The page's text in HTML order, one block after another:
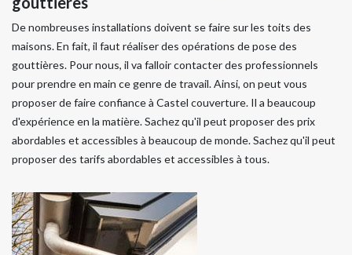
De nombreuses installations doivent se faire sur les toits des
maisons. En fait, il faut réaliser des opérations de pose des
gouttières. Pour nous, il va falloir contacter des professionnels
pour prendre en main ce genre de travail. Ainsi, on peut vous
proposer de faire confiance à Castel couverture. Il a beaucoup
d'expérience en la matière. Sachez qu'il peut proposer des prix
abordables et accessibles à beaucoup de monde. Sachez qu'il peut
proposer des tarifs abordables et accessibles à tous.